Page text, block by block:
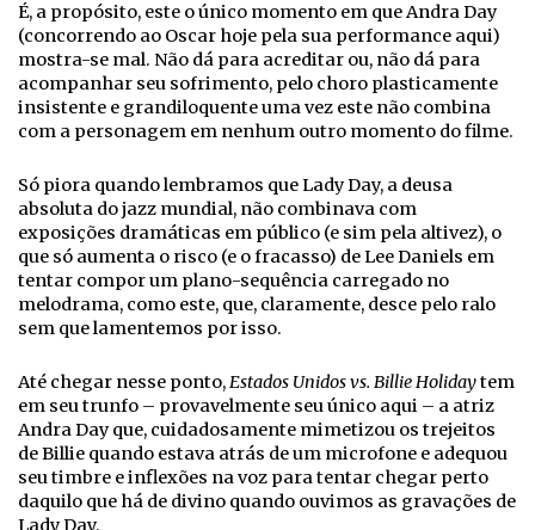
É, a propósito, este o único momento em que Andra Day
(concorrendo ao Oscar hoje pela sua performance aqui)
mostra-se mal. Não dá para acreditar ou, não dá para
acompanhar seu sofrimento, pelo choro plasticamente
insistente e grandiloquente uma vez este não combina
com a personagem em nenhum outro momento do filme.
Só piora quando lembramos que Lady Day, a deusa
absoluta do jazz mundial, não combinava com
exposições dramáticas em público (e sim pela altivez), o
que só aumenta o risco (e o fracasso) de Lee Daniels em
tentar compor um plano-sequência carregado no
melodrama, como este, que, claramente, desce pelo ralo
sem que lamentemos por isso.
Até chegar nesse ponto,Estados Unidos vs. Billie Holidaytem
em seu trunfo – provavelmente seu único aqui – a atriz
Andra Day que, cuidadosamente mimetizou os trejeitos
de Billie quando estava atrás de um microfone e adequou
seu timbre e inflexões na voz para tentar chegar perto
daquilo que há de divino quando ouvimos as gravações de
Lady Day.